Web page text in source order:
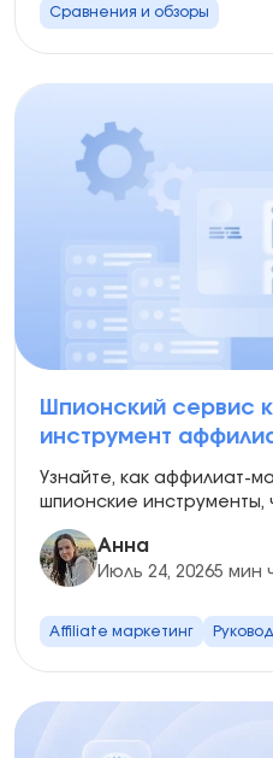
Сравнения и обзоры
Шпионский сервис
инструмент
пошаговое
трендовых
Узнайте, как аффилиат-
шпионские инструменты,
Анна
Июль 24, 20265 мин
Affiliate маркетинг